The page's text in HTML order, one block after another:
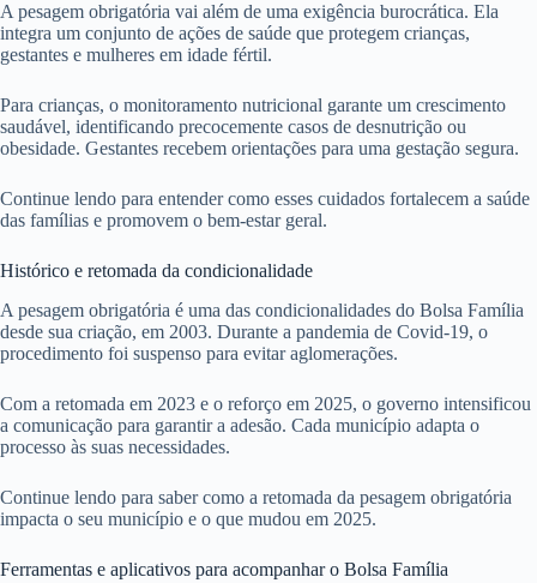
A pesagem obrigatória vai além de uma exigência burocrática. Ela
integra um conjunto de ações de saúde que protegem crianças,
gestantes e mulheres em idade fértil.
Para crianças, o monitoramento nutricional garante um crescimento
saudável, identificando precocemente casos de desnutrição ou
obesidade. Gestantes recebem orientações para uma gestação segura.
Continue lendo para entender como esses cuidados fortalecem a saúde
das famílias e promovem o bem-estar geral.
Histórico e retomada da condicionalidade
A pesagem obrigatória é uma das condicionalidades do Bolsa Família
desde sua criação, em 2003. Durante a pandemia de Covid-19, o
procedimento foi suspenso para evitar aglomerações.
Com a retomada em 2023 e o reforço em 2025, o governo intensificou
a comunicação para garantir a adesão. Cada município adapta o
processo às suas necessidades.
Continue lendo para saber como a retomada da pesagem obrigatória
impacta o seu município e o que mudou em 2025.
Ferramentas e aplicativos para acompanhar o Bolsa Família